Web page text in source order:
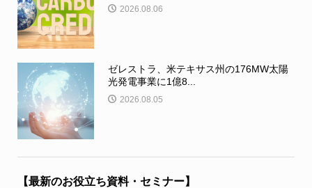
2026.08.06
ゼレストラ、米テキサス州の176MW太陽
光発電事業に1億8...
2026.08.05
【最新のお役立ち資料・セミナー】